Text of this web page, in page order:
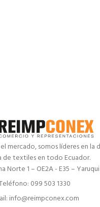
mercado, somos líderes en la
de textiles en todo Ecuador.
Norte 1 – OE2A - E35 – Yaruqui
099 503 1330
info@reimpconex.com